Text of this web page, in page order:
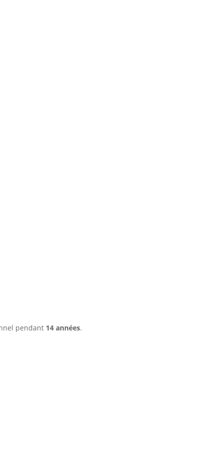
pendant 14 années.